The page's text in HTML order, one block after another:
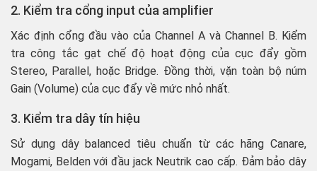
2. Kiểm tra cổng input của amplifier
Xác định cổng đầu vào của Channel A và Channel B. Kiểm
tra công tắc gạt chế độ hoạt động của cục đẩy gồm
Stereo, Parallel, hoặc Bridge. Đồng thời, vặn toàn bộ núm
Gain (Volume) của cục đẩy về mức nhỏ nhất.
3. Kiểm tra dây tín hiệu
Sử dụng dây balanced tiêu chuẩn từ các hãng Canare,
Mogami, Belden với đầu jack Neutrik cao cấp. Đảm bảo dây